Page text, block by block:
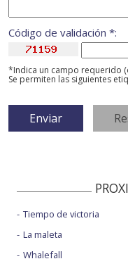
Código de validación *:
*Indica un campo requerido
Se permiten las siguientes
Tiempo de victoria
La maleta
Whalefall